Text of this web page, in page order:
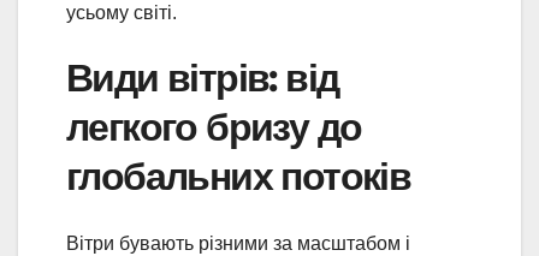
усьому світі.
Види вітрів: від
легкого бризу до
глобальних потоків
Вітри бувають різними за масштабом і